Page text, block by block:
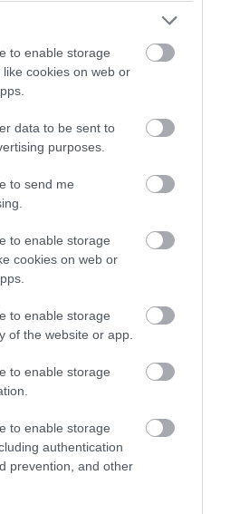
to enable storage
cookies on web or
data to be sent to
purposes.
to send me
to enable storage
cookies on web or
to enable storage
of the website or app.
to enable storage
to enable storage
authentication
prevention, and other
άγρια επίθεση
σκύλων έξω από